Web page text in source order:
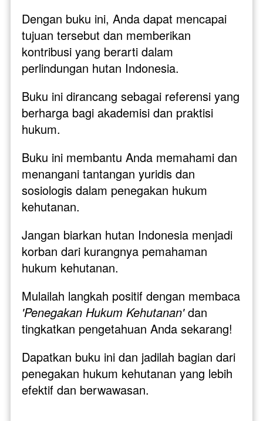
Dengan buku ini, Anda dapat mencapai
tujuan tersebut dan memberikan
kontribusi yang berarti dalam
perlindungan hutan Indonesia.
Buku ini dirancang sebagai referensi yang
berharga bagi akademisi dan praktisi
hukum.
Buku ini membantu Anda memahami dan
menangani tantangan yuridis dan
sosiologis dalam penegakan hukum
kehutanan.
Jangan biarkan hutan Indonesia menjadi
korban dari kurangnya pemahaman
hukum kehutanan.
'Penegakan Hukum Kehutanan' dan
tingkatkan pengetahuan Anda sekarang!
Dapatkan buku ini dan jadilah bagian dari
penegakan hukum kehutanan yang lebih
efektif dan berwawasan.